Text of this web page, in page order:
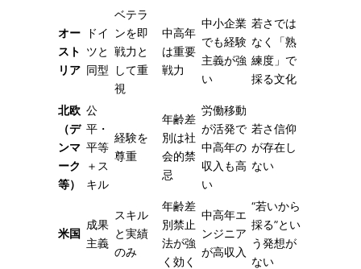
オー
スト
リア
ドイ
ツと
同型
ベテラ
ンを即
戦力と
して重
視
中高年
は重要
戦力
中小企業
でも経験
主義が強
い
若さでは
なく「熟
練度」で
採る文化
北欧
（デ
ンマ
ーク
等）
公
平・
平等
＋ス
キル
経験を
尊重
年齢差
別は社
会的禁
忌
労働移動
が活発で
中高年の
収入も高
い
若さ信仰
が存在し
ない
米国
成果
主義
スキル
と実績
のみ
年齢差
別禁止
法が強
く効く
中高年エ
ンジニア
が高収入
“若いから
採る”とい
う発想が
ない